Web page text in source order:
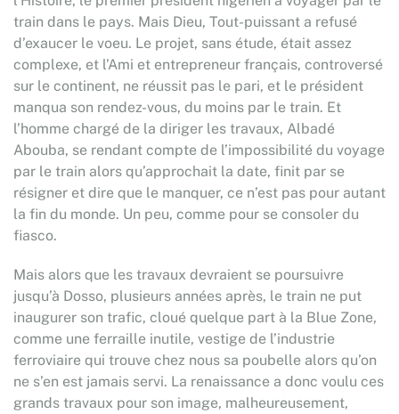
train dans le pays. Mais Dieu, Tout-puissant a refusé
d’exaucer le voeu. Le projet, sans étude, était assez
complexe, et l’Ami et entrepreneur français, controversé
sur le continent, ne réussit pas le pari, et le président
manqua son rendez-vous, du moins par le train. Et
l’homme chargé de la diriger les travaux, Albadé
Abouba, se rendant compte de l’impossibilité du voyage
par le train alors qu’approchait la date, finit par se
résigner et dire que le manquer, ce n’est pas pour autant
la fin du monde. Un peu, comme pour se consoler du
fiasco.
Mais alors que les travaux devraient se poursuivre
jusqu’à Dosso, plusieurs années après, le train ne put
inaugurer son trafic, cloué quelque part à la Blue Zone,
comme une ferraille inutile, vestige de l’industrie
ferroviaire qui trouve chez nous sa poubelle alors qu’on
ne s’en est jamais servi. La renaissance a donc voulu ces
grands travaux pour son image, malheureusement,